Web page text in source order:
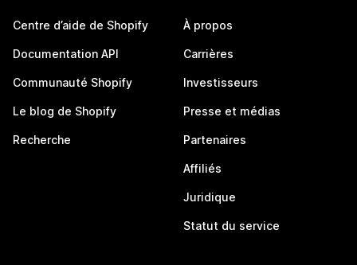
Centre d’aide de Shopify
Documentation API
Communauté Shopify
Le blog de Shopify
Recherche
À propos
Carrières
Investisseurs
Presse et médias
Partenaires
Affiliés
Juridique
Statut du service